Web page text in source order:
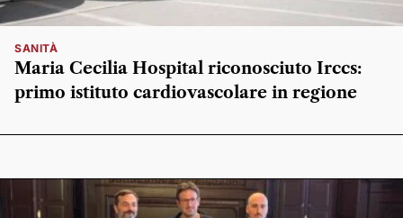
SANITÀ
Maria Cecilia Hospital riconosciuto Irccs:
primo istituto cardiovascolare in regione